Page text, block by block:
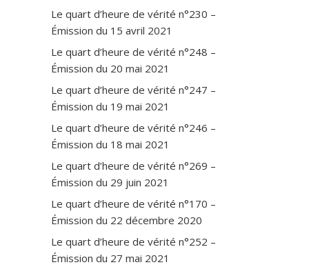
Le quart d’heure de vérité n°230 –
Émission du 15 avril 2021
Le quart d’heure de vérité n°248 –
Émission du 20 mai 2021
Le quart d’heure de vérité n°247 –
Émission du 19 mai 2021
Le quart d’heure de vérité n°246 –
Émission du 18 mai 2021
Le quart d’heure de vérité n°269 –
Émission du 29 juin 2021
Le quart d’heure de vérité n°170 –
Émission du 22 décembre 2020
Le quart d’heure de vérité n°252 –
Émission du 27 mai 2021